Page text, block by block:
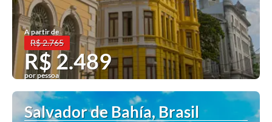
A partir de
R$ 2.765
R$ 2.489
por pessoa
Ver mais
Salvador de Bahía, Brasil